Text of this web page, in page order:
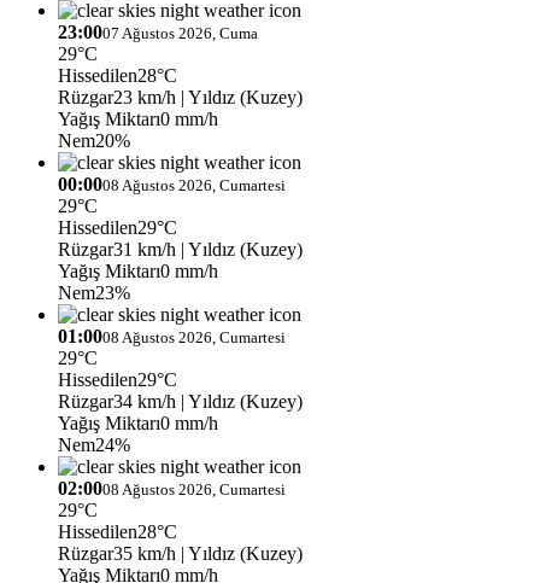
23:0007 Ağustos 2026, Cuma
29°C
Hissedilen28°C
Rüzgar23 km/h | Yıldız (Kuzey)
Yağış Miktarı0 mm/h
Nem20%
00:0008 Ağustos 2026, Cumartesi
29°C
Hissedilen29°C
Rüzgar31 km/h | Yıldız (Kuzey)
Yağış Miktarı0 mm/h
Nem23%
01:0008 Ağustos 2026, Cumartesi
29°C
Hissedilen29°C
Rüzgar34 km/h | Yıldız (Kuzey)
Yağış Miktarı0 mm/h
Nem24%
02:0008 Ağustos 2026, Cumartesi
29°C
Hissedilen28°C
Rüzgar35 km/h | Yıldız (Kuzey)
Yağış Miktarı0 mm/h